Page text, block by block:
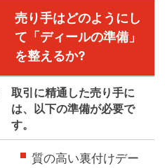
売り手はどのようにし
て「ディールの準備」
を整えるか?
取引に精通した売り手に
は、以下の準備が必要で
す。
質の高い裏付けデー